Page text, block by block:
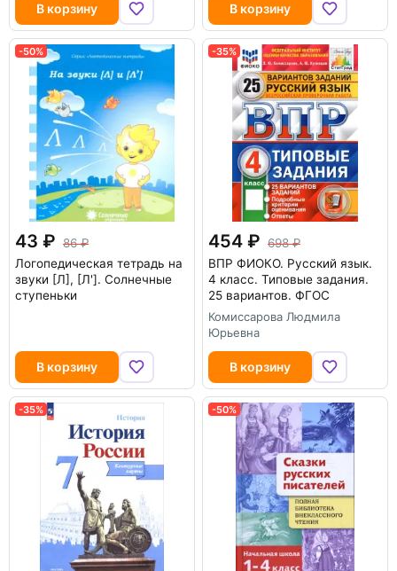
В корзину В корзину
-50%
43
86
Логопедическая тетрадь на
звуки [Л], [Л']. Солнечные
ступеньки
В корзину
-35%
454
698
ВПР ФИОКО. Русский язык.
4 класс. Типовые задания.
25 вариантов. ФГОС
Комиссарова Людмила
Юрьевна
В корзину
-35% -50%